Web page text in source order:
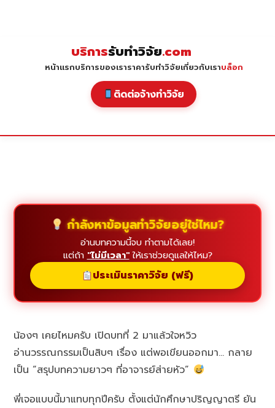
บริการรับทำวิจัย.com
หน้าแรกบริการของเราราคารับทำวิจัยเกี่ยวกับเราบล็อก
ติดต่อจ้างทำวิจัย
กำลังหาข้อมูลทำวิจัยอยู่ใช่ไหม?
อ่านบทความนี้จบ ทำตามได้เลย!
แต่ถ้า "ไม่มีเวลา"ให้เราช่วยดูแลให้ไหม?
ประเมินราคาวิจัย (ฟรี)
น้องๆ เคยไหมครับ เปิดบทที่ 2 มาแล้วใจหวิว
อ่านวรรณกรรมเป็นสิบๆ เรื่อง แต่พอเขียนออกมา… กลาย
เป็น “สรุปบทความยาวๆ ที่อาจารย์ส่ายหัว”
พี่เจอแบบนี้มาแทบทุกปีครับ ตั้งแต่นักศึกษาปริญญาตรี ยัน